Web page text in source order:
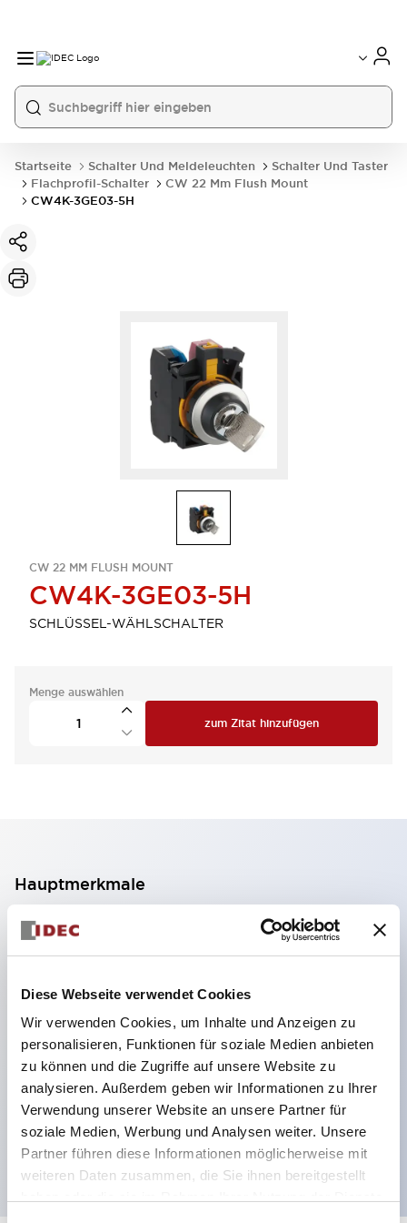
Diese Webseite verwendet Cookies
Wir verwenden Cookies, um Inhalte und Anzeigen zu
personalisieren, Funktionen für soziale Medien anbieten
zu können und die Zugriffe auf unsere Website zu
analysieren. Außerdem geben wir Informationen zu Ihrer
Verwendung unserer Website an unsere Partner für
soziale Medien, Werbung und Analysen weiter. Unsere
Partner führen diese Informationen möglicherweise mit
weiteren Daten zusammen, die Sie ihnen bereitgestellt
Startseite Schalter Und Meldeleuchten
Schalter Und Taster
Flachprofil-Schalter
CW 22 Mm Flush Mount
CW4K-3GE03-5H
CW 22 MM FLUSH MOUNT
CW4K-3GE03-5H
SCHLÜSSEL-WÄHLSCHALTER
Menge auswählen
zum Zitat hinzufügen
Hauptmerkmale
2-Kontakt-Block mit 2 Stufen, ermöglicht eine 4-
Kontakt-Konfiguration (Gewährleistung der
Isolierung zwischen den 2 Kontakten).
59,9 mm (※ 22-stufiger Kontaktblock).
Platzsparendes Design möglich.
Sicherheitsstruktur der 3. Generation: 2-Aktions-
Freisetzung, integrierter Schutz, IP20-
Fingerschutzstruktur